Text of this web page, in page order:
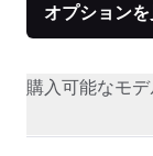
オプション
購入可能なモ